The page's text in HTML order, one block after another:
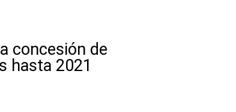
concesión de
hasta 2021